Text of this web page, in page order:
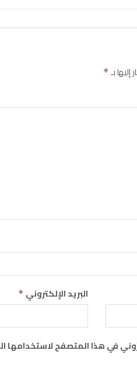
بـ*
البريد الإلكتروني *
في هذا المتصفح لاستخدامها